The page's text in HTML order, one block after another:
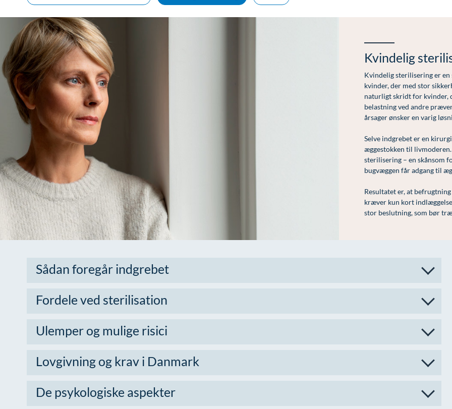
Kvindelig
Kvindelig sterilisering er
kvinder, der med stor
naturligt skridt for kvinder,
belastning ved andre
årsager ønsker en varig
Selve indgrebet er en
æggestokken til
sterilisering – en skånsom
bugvæggen får adgang til
Resultatet er, at
kræver kun kort
stor beslutning, som bør
Sådan foregår indgrebet
Fordele ved sterilisation
Ulemper og mulige risici
Lovgivning og krav i Danmark
De psykologiske aspekter